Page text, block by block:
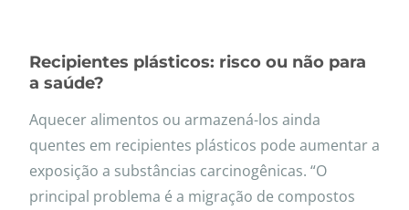
Recipientes plásticos: risco ou não para
a saúde?
Aquecer alimentos ou armazená-los ainda
quentes em recipientes plásticos pode aumentar a
exposição a substâncias carcinogênicas. “O
principal problema é a migração de compostos